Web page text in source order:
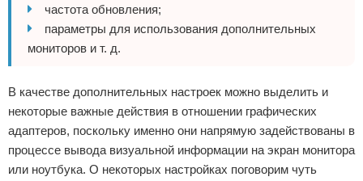
частота обновления;
параметры для использования дополнительных
мониторов и т. д.
В качестве дополнительных настроек можно выделить и
некоторые важные действия в отношении графических
адаптеров, поскольку именно они напрямую задействованы в
процессе вывода визуальной информации на экран монитора
или ноутбука. О некоторых настройках поговорим чуть